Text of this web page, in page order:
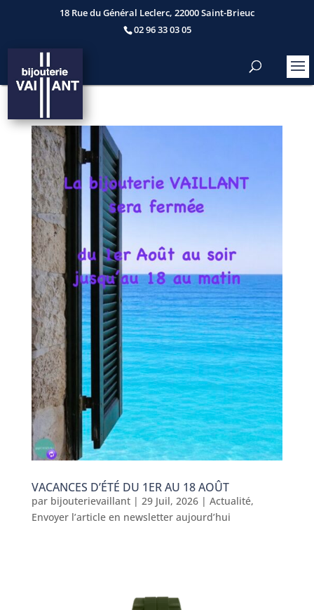
18 Rue du Général Leclerc, 22000 Saint-Brieuc
02 96 33 03 05
VACANCES D’ÉTÉ DU 1ER AU 18 AOÛT
par bijouterievaillant| 29 Juil, 2026| Actualité,
Envoyer l’article en newsletter aujourd’hui